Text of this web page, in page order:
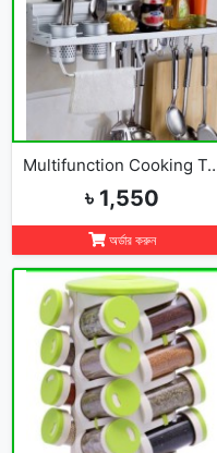
Multifunction Cooking Tools
৳ 1,550
অর্ডার করুন